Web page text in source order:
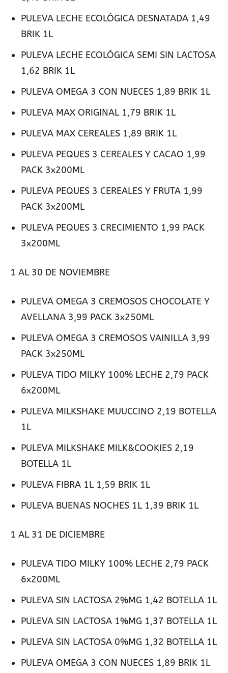
PULEVA LECHE ECOLÓGICA DESNATADA 1,49
BRIK 1L
PULEVA LECHE ECOLÓGICA SEMI SIN LACTOSA
1,62 BRIK 1L
PULEVA OMEGA 3 CON NUECES 1,89 BRIK 1L
PULEVA MAX ORIGINAL 1,79 BRIK 1L
PULEVA MAX CEREALES 1,89 BRIK 1L
PULEVA PEQUES 3 CEREALES Y CACAO 1,99
PACK 3x200ML
PULEVA PEQUES 3 CEREALES Y FRUTA 1,99
PACK 3x200ML
PULEVA PEQUES 3 CRECIMIENTO 1,99 PACK
3x200ML
1 AL 30 DE NOVIEMBRE
PULEVA OMEGA 3 CREMOSOS CHOCOLATE Y
AVELLANA 3,99 PACK 3x250ML
PULEVA OMEGA 3 CREMOSOS VAINILLA 3,99
PACK 3x250ML
PULEVA TIDO MILKY 100% LECHE 2,79 PACK
6x200ML
PULEVA MILKSHAKE MUUCCINO 2,19 BOTELLA
1L
PULEVA MILKSHAKE MILK&COOKIES 2,19
BOTELLA 1L
PULEVA FIBRA 1L 1,59 BRIK 1L
PULEVA BUENAS NOCHES 1L 1,39 BRIK 1L
1 AL 31 DE DICIEMBRE
PULEVA TIDO MILKY 100% LECHE 2,79 PACK
6x200ML
PULEVA SIN LACTOSA 2%MG 1,42 BOTELLA 1L
PULEVA SIN LACTOSA 1%MG 1,37 BOTELLA 1L
PULEVA SIN LACTOSA 0%MG 1,32 BOTELLA 1L
PULEVA OMEGA 3 CON NUECES 1,89 BRIK 1L